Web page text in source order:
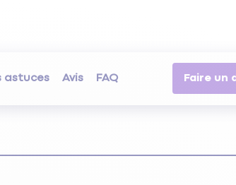
astuces Avis FAQ Faire un